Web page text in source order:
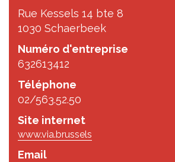
Rue Kessels 14 bte 8
1030 Schaerbeek
Numéro d'entreprise
632613412
Téléphone
02/563.52.50
Site internet
www.via.brussels
Email